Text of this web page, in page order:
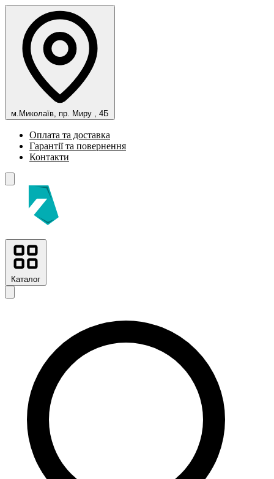
м.Миколаїв, пр. Миру , 4Б
Оплата та доставка
Гарантії та повернення
Контакти
Каталог